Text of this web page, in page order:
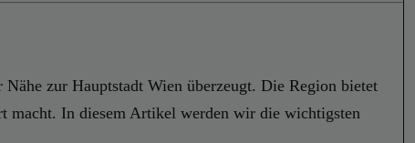
zur Hauptstadt Wien überzeugt. Die Region bietet
macht. In diesem Artikel werden wir die wichtigsten